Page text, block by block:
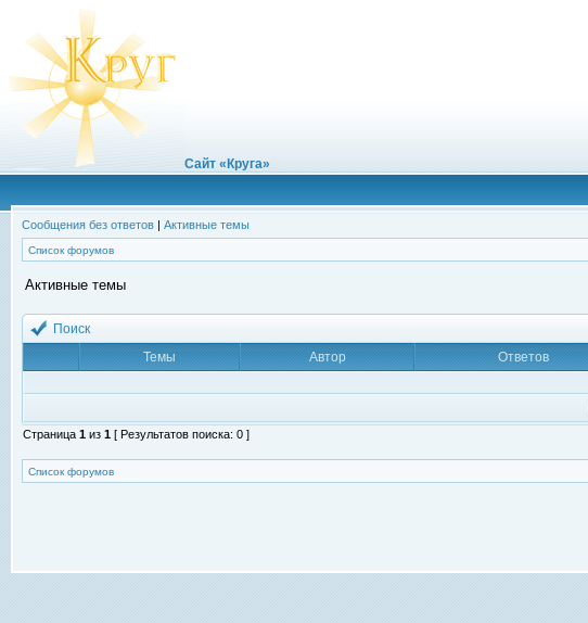
Сайт «Круга»
Сообщения без ответов | Активные темы
Список форумов
Активные темы
Поиск
Темы
Автор Ответов
Страница 1 из 1 [ Результатов поиска: 0 ]
Список форумов